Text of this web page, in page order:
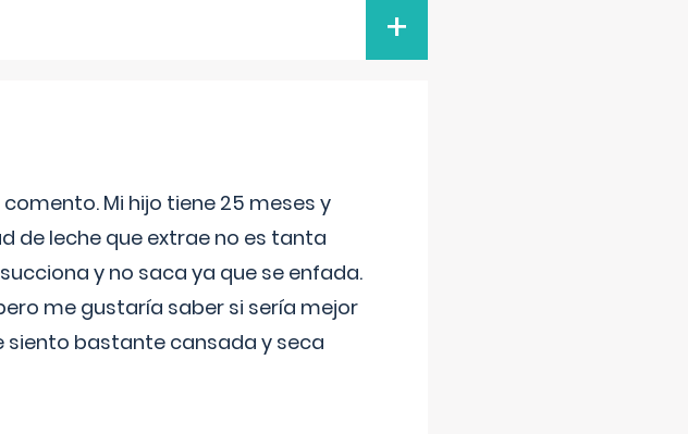
+
Mi hijo tiene 25 meses y
de leche que extrae no es tanta
y no saca ya que se enfada.
me gustaría saber si sería mejor
bastante cansada y seca